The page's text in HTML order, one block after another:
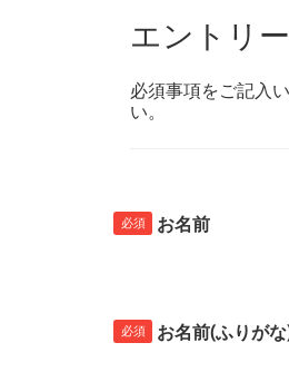
エントリー
必須事項をご記入
い。
必須 お名前
必須 お名前(ふりが